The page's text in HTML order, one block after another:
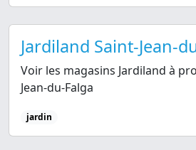
Jardiland Saint-Jean-
Voir les magasins Jardiland à
Jean-du-Falga
jardin